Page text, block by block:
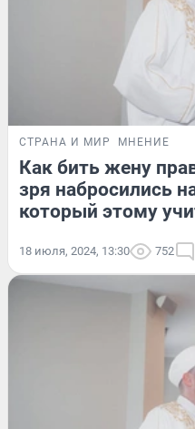
СТРАНА И МИР МНЕНИЕ
Как бить жену
зря набросились
который этому
18 июля, 2024, 13:30 752